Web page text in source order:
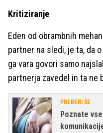
Kritiziranje
Eden od obrambnih
partner na sledi, je ta, da
ga vara govori samo
partnerja zavedel in ta ne
PREBERI ŠE
Poznate